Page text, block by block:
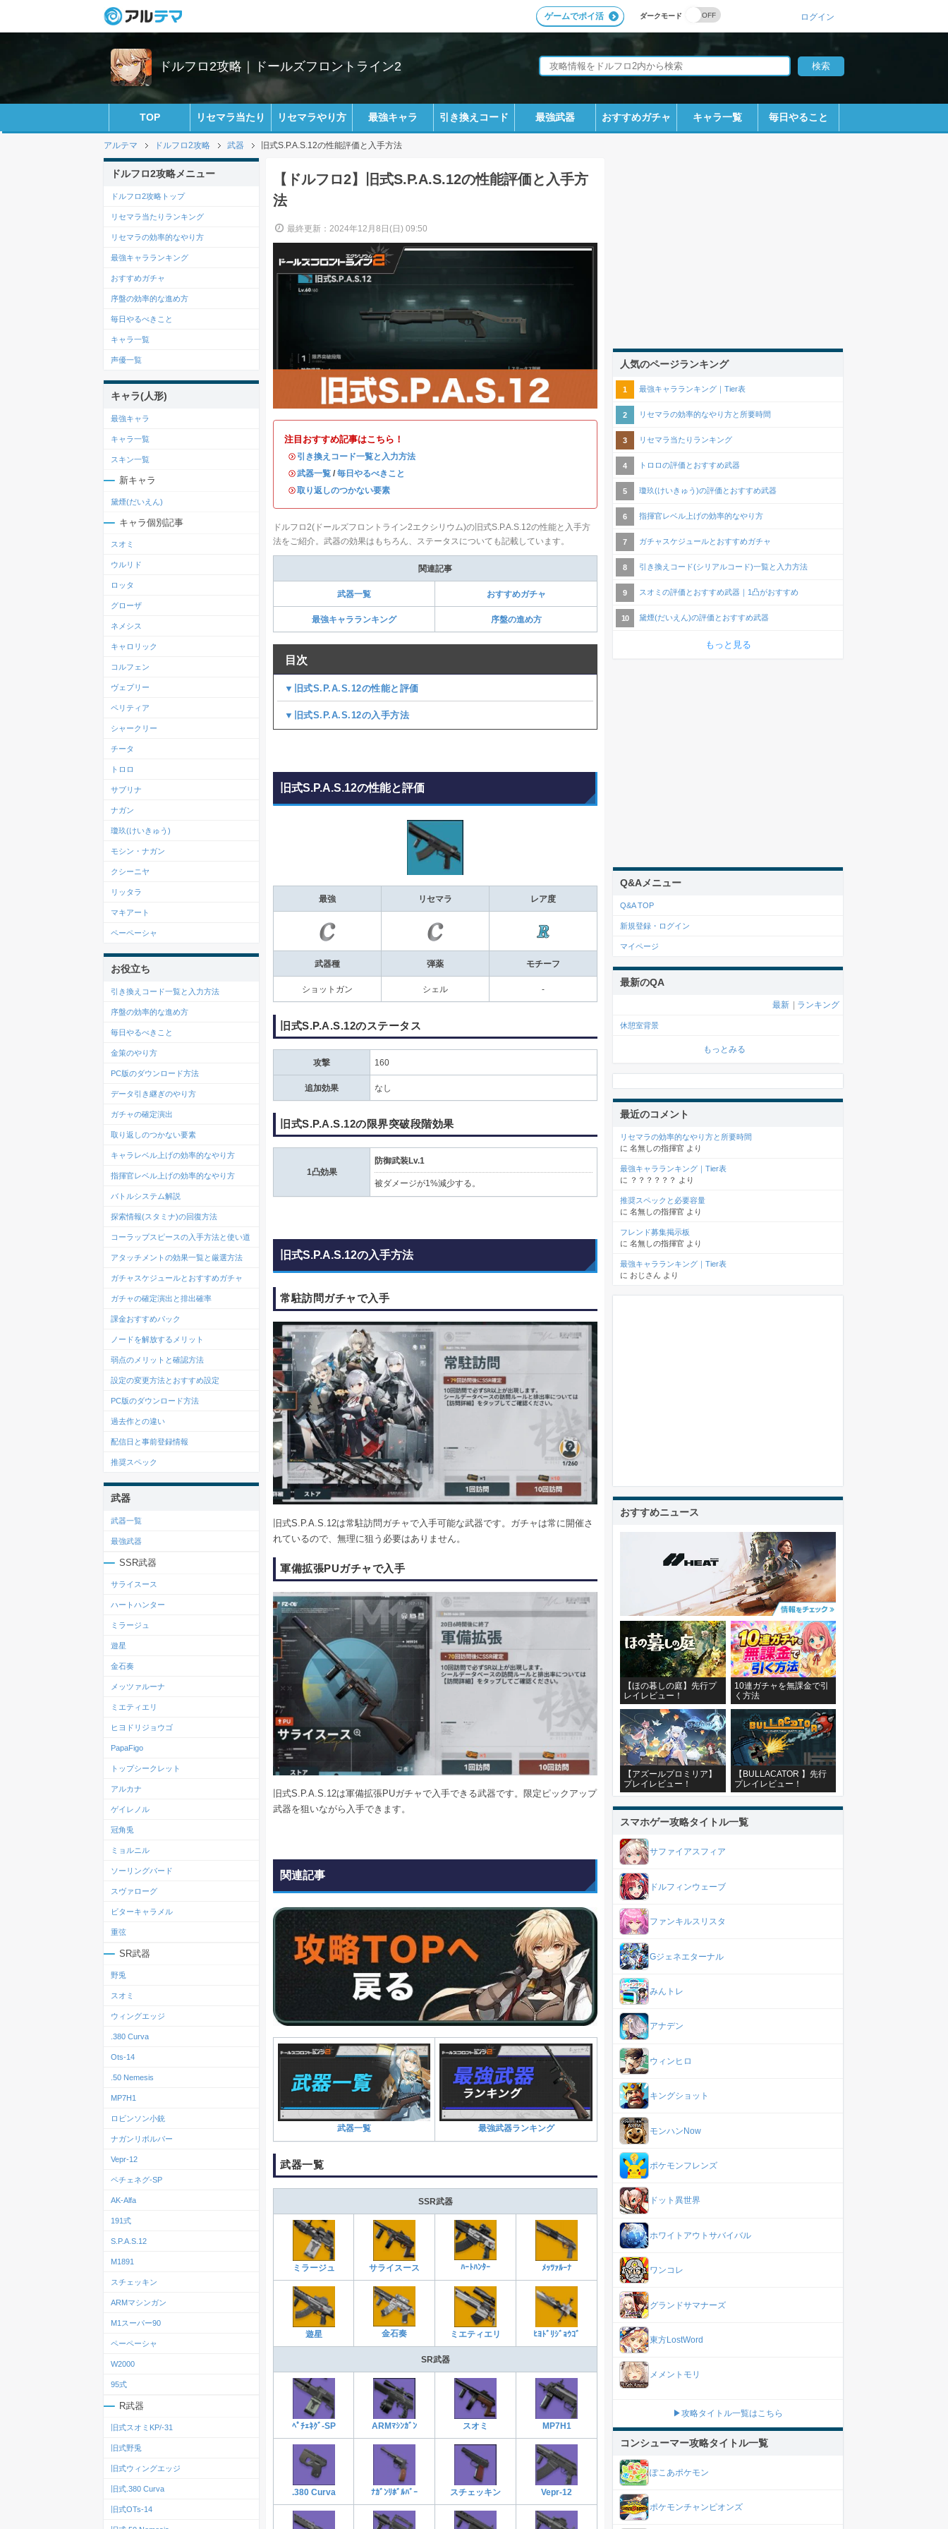
ダークモード
ゲームでポイ活 ログイン
ドルフロ2攻略｜ドールズフロントライン2
TOP リセマラ当たり リセマラやり方 最強キャラ 引き換えコード 最強武器 おすすめガチャ キャラ一覧 毎日やること
アルテマ ドルフロ2攻略 武器 旧式S.P.A.S.12の性能評価と入手方法
【ドルフロ2】旧式S.P.A.S.12の性能評価と入手方
法
最終更新：2024年12月8日(日) 09:50
注目おすすめ記事はこちら！
・ 引き換えコード一覧と入力方法
・武器一覧 / 毎日やるべきこと
・取り返しのつかない要素
ドルフロ2(ドールズフロントライン2エクシリウム)の旧式S.P.A.S.12の性能と入手方
法をご紹介。武器の効果はもちろん、ステータスについても記載しています。
関連記事
武器一覧 おすすめガチャ
最強キャラランキング 序盤の進め方
目次
▼旧式S.P.A.S.12の性能と評価
▼旧式S.P.A.S.12の入手方法
旧式S.P.A.S.12の性能と評価
最強 リセマラ レア度
武器種 弾薬 モチーフ
ショットガン シェル -
旧式S.P.A.S.12のステータス
攻撃 160
追加効果 なし
旧式S.P.A.S.12の限界突破段階効果
1凸効果
防御武装Lv.1
被ダメージが1%減少する。
旧式S.P.A.S.12の入手方法
常駐訪問ガチャで入手
旧式S.P.A.S.12は常駐訪問ガチャで入手可能な武器です。ガチャは常に開催さ
れているので、無理に狙う必要はありません。
軍備拡張PUガチャで入手
旧式S.P.A.S.12は軍備拡張PUガチャで入手できる武器です。限定ピックアップ
武器を狙いながら入手できます。
関連記事
武器一覧 最強武器ランキング
武器一覧
SSR武器
ミラージュ サライスース ﾊｰﾄﾊﾝﾀｰ ﾒｯﾂｧﾙｰﾅ
遊星 金石奏 ミエティエリ ﾋﾖﾄﾞﾘｼﾞｮｳｺﾞ
SR武器
ﾍﾟﾁｪﾈｸﾞ-SP ARMﾏｼﾝｶﾞﾝ スオミ MP7H1
.380 Curva ﾅｶﾞﾝﾘﾎﾞﾙﾊﾞｰ スチェッキン Vepr-12
ドルフロ2攻略メニュー
ドルフロ2攻略トップ
リセマラ当たりランキング
リセマラの効率的なやり方
最強キャラランキング
おすすめガチャ
序盤の効率的な進め方
毎日やるべきこと
キャラ一覧
声優一覧
キャラ(人形)
最強キャラ
キャラ一覧
スキン一覧
新キャラ
黛煙(だいえん)
キャラ個別記事
スオミ
ウルリド
ロッタ
グローザ
ネメシス
キャロリック
コルフェン
ヴェプリー
ペリティア
シャークリー
チータ
トロロ
サブリナ
ナガン
瓊玖(けいきゅう)
モシン・ナガン
クシーニヤ
リッタラ
マキアート
ペーペーシャ
お役立ち
引き換えコード一覧と入力方法
序盤の効率的な進め方
毎日やるべきこと
金策のやり方
PC版のダウンロード方法
データ引き継ぎのやり方
ガチャの確定演出
取り返しのつかない要素
キャラレベル上げの効率的なやり方
指揮官レベル上げの効率的なやり方
バトルシステム解説
探索情報(スタミナ)の回復方法
コーラップスピースの入手方法と使い道
アタッチメントの効果一覧と厳選方法
ガチャスケジュールとおすすめガチャ
ガチャの確定演出と排出確率
課金おすすめパック
ノードを解放するメリット
弱点のメリットと確認方法
設定の変更方法とおすすめ設定
PC版のダウンロード方法
過去作との違い
配信日と事前登録情報
推奨スペック
武器
武器一覧
最強武器
SSR武器
サライスース
ハートハンター
ミラージュ
遊星
金石奏
メッツァルーナ
ミエティエリ
ヒヨドリジョウゴ
PapaFigo
トップシークレット
アルカナ
ゲイレノル
冠角兎
ミョルニル
ソーリングバード
スヴァローグ
ビターキャラメル
重弦
SR武器
野兎
スオミ
ウィングエッジ
.380 Curva
Ots‐14
.50 Nemesis
MP7H1
ロビンソン小銃
ナガンリボルバー
Vepr-12
ペチェネグ-SP
AK-Alfa
191式
S.P.A.S.12
M1891
スチェッキン
ARMマシンガン
M1スーパー90
ペーペーシャ
W2000
95式
R武器
旧式スオミKP/-31
旧式野兎
旧式ウィングエッジ
旧式.380 Curva
旧式OTs‐14
人気のページランキング
最強キャラランキング｜Tier表
リセマラの効率的なやり方と所要時間
リセマラ当たりランキング
トロロの評価とおすすめ武器
瓊玖(けいきゅう)の評価とおすすめ武器
指揮官レベル上げの効率的なやり方
ガチャスケジュールとおすすめガチャ
引き換えコード(シリアルコード)一覧と入力方法
スオミの評価とおすすめ武器｜1凸がおすすめ
黛煙(だいえん)の評価とおすすめ武器
もっと見る
Q&Aメニュー
Q&A TOP
新規登録・ログイン
マイページ
最新のQA
最新 ランキング
休憩室背景
もっとみる
最近のコメント
リセマラの効率的なやり方と所要時間
に 名無しの指揮官 より
最強キャラランキング｜Tier表
に ？？？？？？ より
推奨スペックと必要容量
に 名無しの指揮官 より
フレンド募集掲示板
に 名無しの指揮官 より
最強キャラランキング｜Tier表
に おじさん より
おすすめニュース
【ほの暮しの庭】先行プ
レイレビュー！
10連ガチャを無課金で引
く方法
【アズールプロミリア】
プレイレビュー！
【BULLACATOR 】先行
プレイレビュー！
スマホゲー攻略タイトル一覧
サファイアスフィア
ドルフィンウェーブ
ファンキルスリスタ
Gジェネエターナル
みんトレ
アナデン
ウィンヒロ
キングショット
モンハンNow
ポケモンフレンズ
ドット異世界
ホワイトアウトサバイバル
ワンコレ
グランドサマナーズ
東方LostWord
メメントモリ
▶攻略タイトル一覧はこちら
コンシューマー攻略タイトル一覧
ぽこあポケモン
ポケモンチャンピオンズ